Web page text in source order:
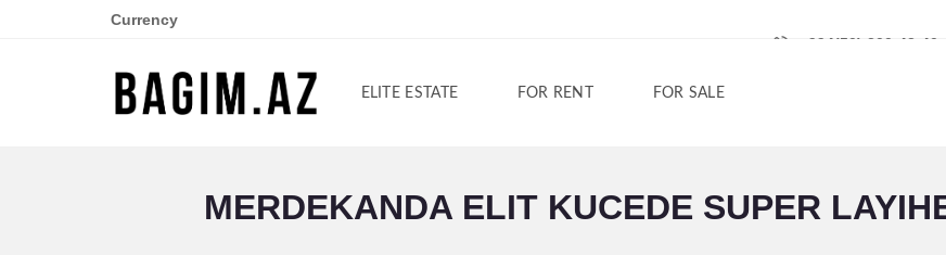
Currency
+994(50) 200-42-40
ELITE ESTATE FOR RENT FOR SALE
MERDEKANDA ELIT KUCEDE SUPER